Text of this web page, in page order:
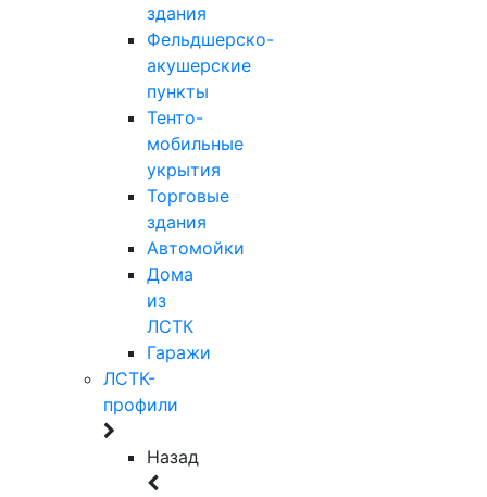
здания
Фельдшерско-
акушерские
пункты
Тенто-
мобильные
укрытия
Торговые
здания
Автомойки
Дома
из
ЛСТК
Гаражи
ЛСТК-
профили
Назад